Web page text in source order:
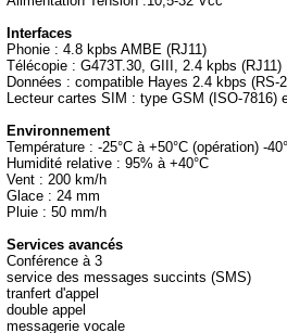
Interfaces
Phonie : 4.8 kpbs AMBE (RJ11)
Télécopie : G473T.30, GIII, 2.4 kpbs (RJ11)
Données : compatible Hayes 2.4 kbps (RS-
Lecteur cartes SIM : type GSM (ISO-7816)
Environnement
Température : -25°C à +50°C (opération) -
Humidité relative : 95% à +40°C
Vent : 200 km/h
Glace : 24 mm
Pluie : 50 mm/h
Services avancés
Conférence à 3
service des messages succints (SMS)
tranfert d'appel
double appel
messagerie vocale